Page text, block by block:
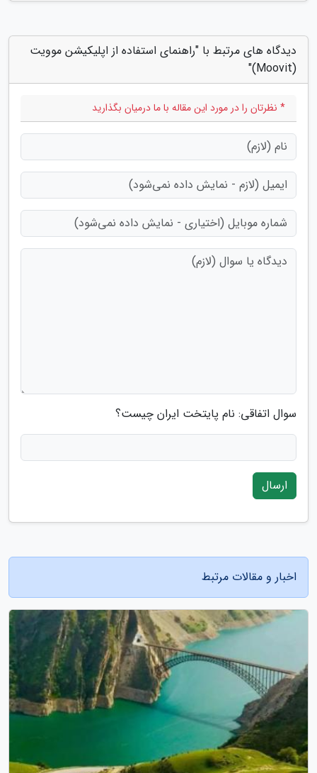
دیدگاه های مرتبط با "راهنمای استفاده از اپلیکیشن موویت
(Moovit)"
* نظرتان را در مورد این مقاله با ما درمیان بگذارید
سوال اتفاقی: نام پایتخت ایران چیست؟
ارسال
اخبار و مقالات مرتبط